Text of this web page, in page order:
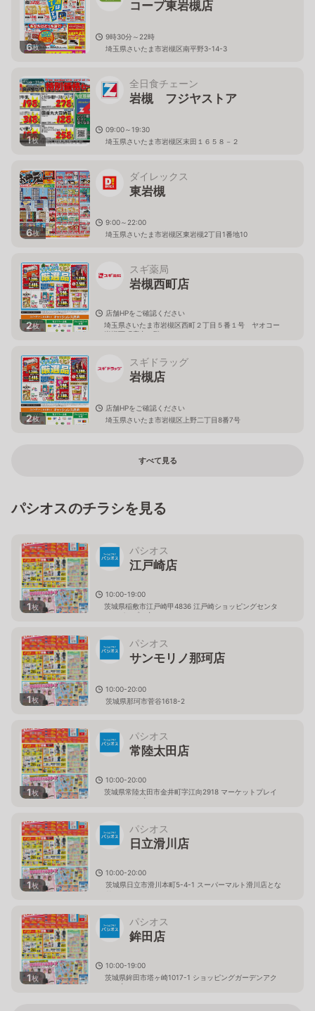
6枚
コープ東岩槻店
9時30分～22時
埼玉県さいたま市岩槻区南平野3-14-3
1枚
全日食チェーン
岩槻 フジヤストア
09:00～19:30
埼玉県さいたま市岩槻区末田１６５８－２
6枚
ダイレックス
東岩槻
9:00～22:00
埼玉県さいたま市岩槻区東岩槻2丁目1番地10
2枚
スギ薬局
岩槻西町店
店舗HPをご確認ください
埼玉県さいたま市岩槻区西町２丁目５番１号 ヤオコー
岩槻西町店内１階
2枚
スギドラッグ
岩槻店
店舗HPをご確認ください
埼玉県さいたま市岩槻区上野二丁目8番7号
すべて見る
パシオスのチラシを見る
1枚
パシオス
江戸崎店
10:00-19:00
茨城県稲敷市江戸崎甲4836 江戸崎ショッピングセンタ
ー（パンプ）内
1枚
パシオス
サンモリノ那珂店
10:00-20:00
茨城県那珂市菅谷1618-2
1枚
パシオス
常陸太田店
10:00-20:00
茨城県常陸太田市金井町字江向2918 マーケットプレイ
ス フェスタ内
1枚
パシオス
日立滑川店
10:00-20:00
茨城県日立市滑川本町5-4-1 スーパーマルト滑川店とな
1枚
パシオス
鉾田店
10:00-19:00
茨城県鉾田市塔ヶ崎1017-1 ショッピングガーデンアク
ロス内